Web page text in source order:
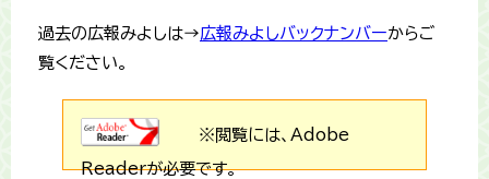
過去の広報みよしは→広報みよしバックナンバーからご
覧ください。
※閲覧には、Adobe
Readerが必要です。